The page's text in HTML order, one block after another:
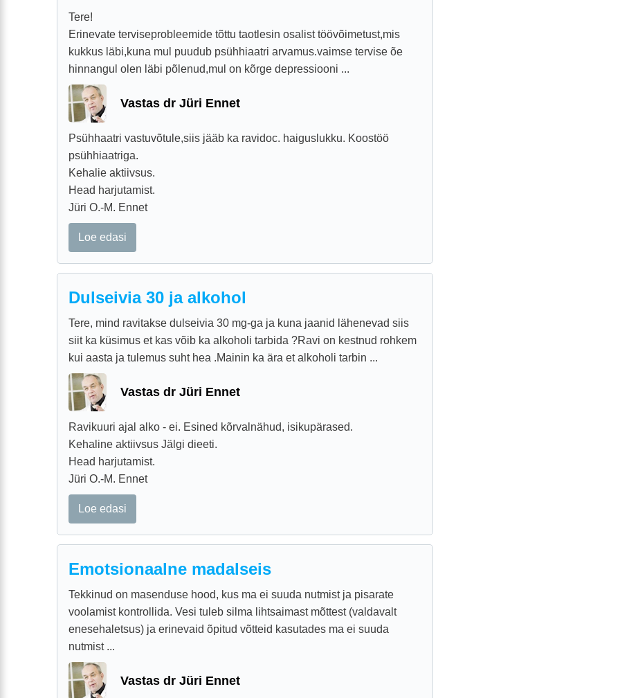
Tere!
Erinevate terviseprobleemide tõttu taotlesin osalist töövõimetust,mis
kukkus läbi,kuna mul puudub psühhiaatri arvamus.vaimse tervise õe
hinnangul olen läbi põlenud,mul on kõrge depressiooni ...
Vastas dr Jüri Ennet
Psühhaatri vastuvõtule,siis jääb ka ravidoc. haiguslukku. Koostöö
psühhiaatriga.
Kehalie aktiivsus.
Head harjutamist.
Jüri O.-M. Ennet
Loe edasi
Dulseivia 30 ja alkohol
Tere, mind ravitakse dulseivia 30 mg-ga ja kuna jaanid lähenevad siis
siit ka küsimus et kas võib ka alkoholi tarbida ?Ravi on kestnud rohkem
kui aasta ja tulemus suht hea .Mainin ka ära et alkoholi tarbin ...
Vastas dr Jüri Ennet
Ravikuuri ajal alko - ei. Esined kõrvalnähud, isikupärased.
Kehaline aktiivsus Jälgi dieeti.
Head harjutamist.
Jüri O.-M. Ennet
Loe edasi
Emotsionaalne madalseis
Tekkinud on masenduse hood, kus ma ei suuda nutmist ja pisarate
voolamist kontrollida. Vesi tuleb silma lihtsaimast mõttest (valdavalt
enesehaletsus) ja erinevaid õpitud võtteid kasutades ma ei suuda
nutmist ...
Vastas dr Jüri Ennet